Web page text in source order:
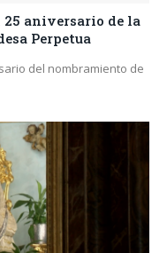
aniversario de la
Perpetua
del nombramiento de